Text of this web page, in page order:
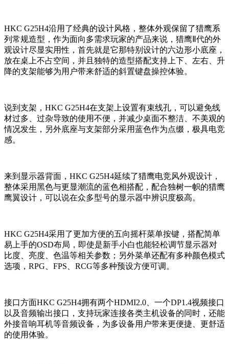
HKC G25H4沿用了经典的设计风格，整体外观保留了猎鹰系
列常规造型，作为面向多需求玩家的产品来说，猎鹰Ⅱ代的外
观设计尽显实用性，首先就是它那特别设计的六边形小底座，
放在桌上不占空间，并且独特的造型搭配支持上下、左右、升
降的支架能够为用户带来舒适的斜置键盘操控体验。
说到支架，HKC G25H4在支架上设置有束线孔，可以避免线
材过多、过杂导致的使用不便，并减少桌面不整洁、不美观的
情况发生，另外底座与支架部分采用蓝色作为点缀，极具电竞
感。
来到显示器背面，HKC G25H4延续了猎鹰电竞风外观设计，
整体采用黑色与更显潮流的蓝色相搭配，配合独树一帜的猎鹰
鹰翼设计，可以说在众多型号的显示器中辨识度极高。
HKC G25H4采用了更加方便的五向摇杆菜单按键，搭配简单
易上手的OSD布局，即使是新手小白也能轻松调节显示器对
比度、亮度、色温等相关参数；另外菜单还配有多种颜色模式
选项，RPG、FPS、RCG等多种预设方便可调。
接口方面HKC G25H4拥有两个HDMI2.0、一个DP1.4视频接口
以及音频输出接口，支持玩家连接各类主机设备的同时，还能
外接音响耳机等音频设备，为多设备用户带来更便捷、更舒适
的使用体验。